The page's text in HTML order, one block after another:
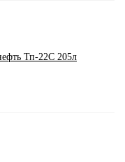
Тп-22С 205л